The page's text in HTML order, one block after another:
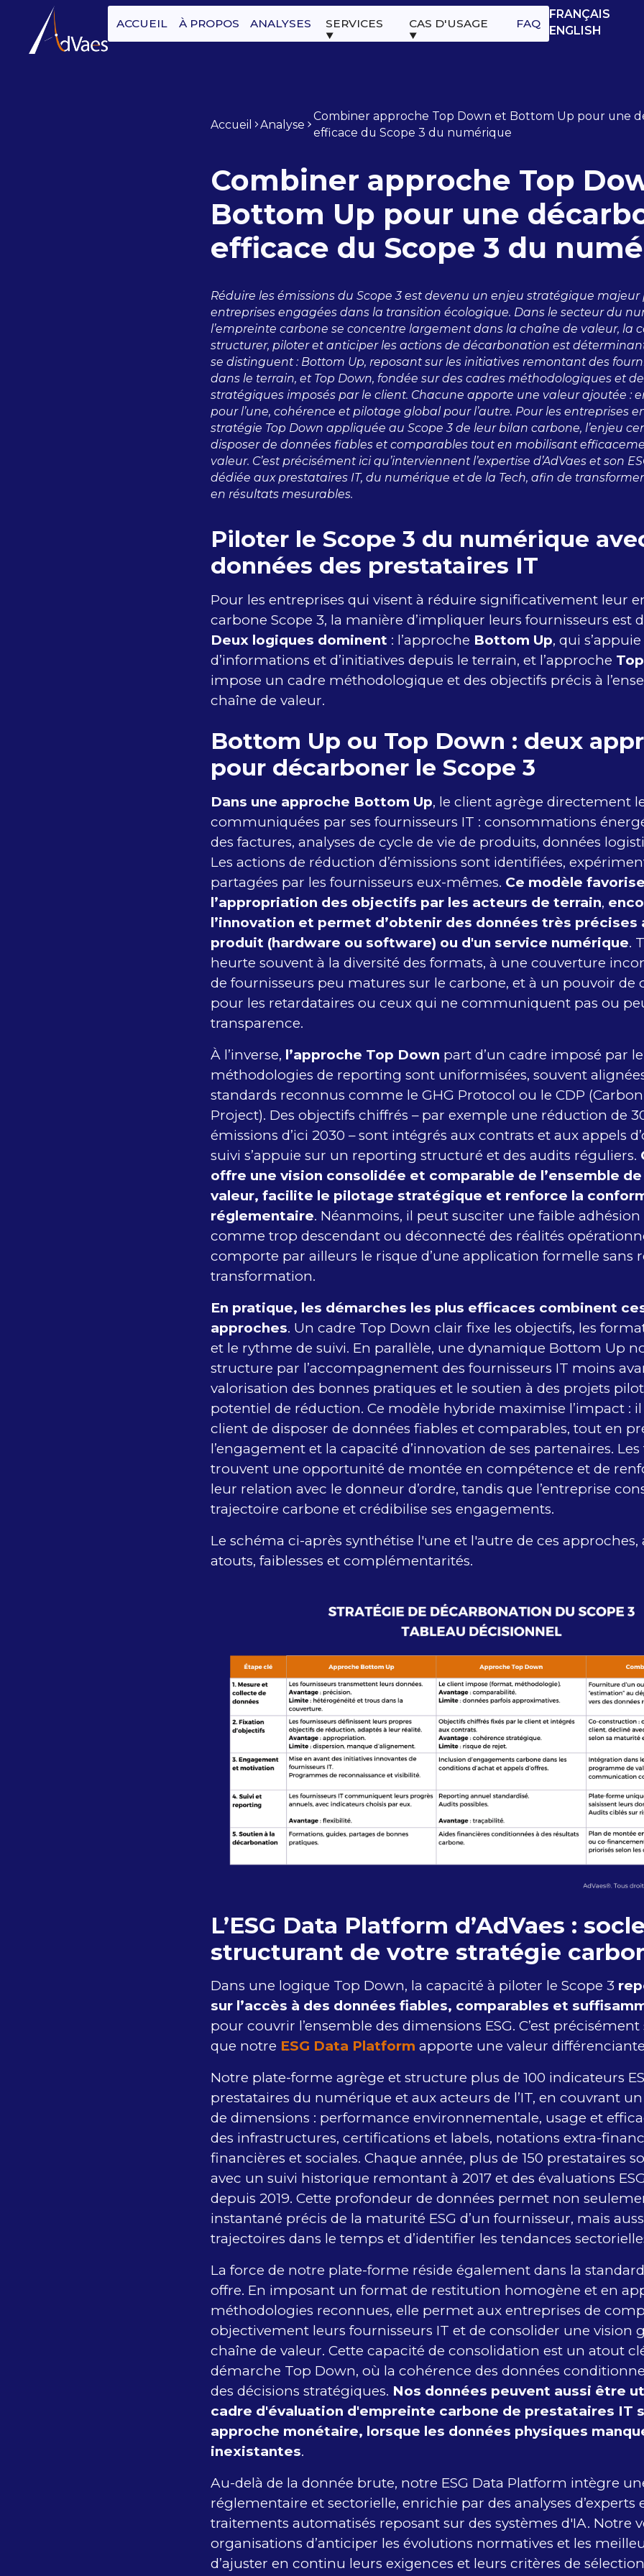
ACCUEIL À PROPOS ANALYSES SERVICES CAS D'USAGE FAQ
FRANÇAIS
ENGLISH
Accueil Analyse
Combiner approche Top Down et Bottom Up pour une
efficace du Scope 3 du numérique
Combiner approche Top
Bottom Up pour une
efficace du Scope 3 du
Réduire les émissions du Scope 3 est devenu un enjeu stratégique majeur
entreprises engagées dans la transition écologique. Dans le secteur du
l’empreinte carbone se concentre largement dans la chaîne de valeur, la
structurer, piloter et anticiper les actions de décarbonation est
se distinguent : Bottom Up, reposant sur les initiatives remontant des
dans le terrain, et Top Down, fondée sur des cadres méthodologiques et
stratégiques imposés par le client. Chacune apporte une valeur ajoutée :
pour l’une, cohérence et pilotage global pour l’autre. Pour les entreprises
stratégie Top Down appliquée au Scope 3 de leur bilan carbone, l’enjeu
disposer de données fiables et comparables tout en mobilisant
valeur. C’est précisément ici qu’interviennent l’expertise d’AdVaes et son
dédiée aux prestataires IT, du numérique et de la Tech, afin de
en résultats mesurables.
Piloter le Scope 3 du numérique
données des prestataires IT
Pour les entreprises qui visent à réduire significativement leur
carbone Scope 3, la manière d’impliquer leurs fournisseurs est
Deux logiques dominent : l’approche Bottom Up, qui
d’informations et d’initiatives depuis le terrain, et l’approche
impose un cadre méthodologique et des objectifs précis à
chaîne de valeur.
Bottom Up ou Top Down : deux
pour décarboner le Scope 3
Dans une approche Bottom Up, le client agrège directement
communiquées par ses fournisseurs IT : consommations
des factures, analyses de cycle de vie de produits, données
Les actions de réduction d’émissions sont identifiées,
partagées par les fournisseurs eux-mêmes. Ce modèle
l’appropriation des objectifs par les acteurs de terrain,
l’innovation et permet d’obtenir des données très précises
produit (hardware ou software) ou d'un service numérique.
heurte souvent à la diversité des formats, à une couverture
de fournisseurs peu matures sur le carbone, et à un pouvoir
pour les retardataires ou ceux qui ne communiquent pas ou
transparence.
À l’inverse, l’approche Top Down part d’un cadre imposé par
méthodologies de reporting sont uniformisées, souvent
standards reconnus comme le GHG Protocol ou le CDP
Project). Des objectifs chiffrés – par exemple une réduction de
émissions d’ici 2030 – sont intégrés aux contrats et aux appels
suivi s’appuie sur un reporting structuré et des audits réguliers.
offre une vision consolidée et comparable de l’ensemble
valeur, facilite le pilotage stratégique et renforce la
réglementaire. Néanmoins, il peut susciter une faible adhésion
comme trop descendant ou déconnecté des réalités
comporte par ailleurs le risque d’une application formelle sans
transformation.
En pratique, les démarches les plus efficaces combinent
approches. Un cadre Top Down clair fixe les objectifs, les
et le rythme de suivi. En parallèle, une dynamique Bottom Up
structure par l’accompagnement des fournisseurs IT moins
valorisation des bonnes pratiques et le soutien à des projets
potentiel de réduction. Ce modèle hybride maximise l’impact :
client de disposer de données fiables et comparables, tout en
l’engagement et la capacité d’innovation de ses partenaires.
trouvent une opportunité de montée en compétence et de
leur relation avec le donneur d’ordre, tandis que l’entreprise
trajectoire carbone et crédibilise ses engagements.
Le schéma ci-après synthétise l'une et l'autre de ces approches,
atouts, faiblesses et complémentarités.
L’ESG Data Platform d’AdVaes :
structurant de votre stratégie
Dans une logique Top Down, la capacité à piloter le Scope 3
sur l’accès à des données fiables, comparables et
pour couvrir l’ensemble des dimensions ESG. C’est
que notre ESG Data Platform apporte une valeur
Notre plate-forme agrège et structure plus de 100 indicateurs
prestataires du numérique et aux acteurs de l’IT, en couvrant
de dimensions : performance environnementale, usage et
des infrastructures, certifications et labels, notations extra-
financières et sociales. Chaque année, plus de 150 prestataires
avec un suivi historique remontant à 2017 et des évaluations
depuis 2019. Cette profondeur de données permet non
instantané précis de la maturité ESG d’un fournisseur, mais
trajectoires dans le temps et d’identifier les tendances
La force de notre plate-forme réside également dans la
offre. En imposant un format de restitution homogène et en
méthodologies reconnues, elle permet aux entreprises de
objectivement leurs fournisseurs IT et de consolider une vision
chaîne de valeur. Cette capacité de consolidation est un atout
démarche Top Down, où la cohérence des données
des décisions stratégiques. Nos données peuvent aussi être
cadre d'évaluation d'empreinte carbone de prestataires IT
approche monétaire, lorsque les données physiques
inexistantes.
Au-delà de la donnée brute, notre ESG Data Platform intègre
réglementaire et sectorielle, enrichie par des analyses d’experts
traitements automatisés reposant sur des systèmes d'IA. Notre
organisations d’anticiper les évolutions normatives et les
d’ajuster en continu leurs exigences et leurs critères de